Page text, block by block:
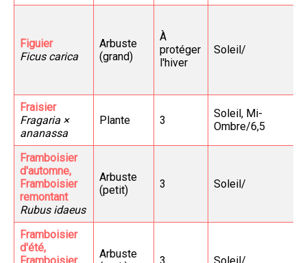
Figuier
Ficus carica
Arbuste
(grand)
À
protéger
l'hiver
Soleil/
Fraisier
Fragaria ×
ananassa
Plante 3
Soleil, Mi-
Ombre/6,5
Framboisier
d'automne,
Framboisier
remontant
Rubus idaeus
Arbuste
(petit)
3 Soleil/
Framboisier
d'été,
Arbuste